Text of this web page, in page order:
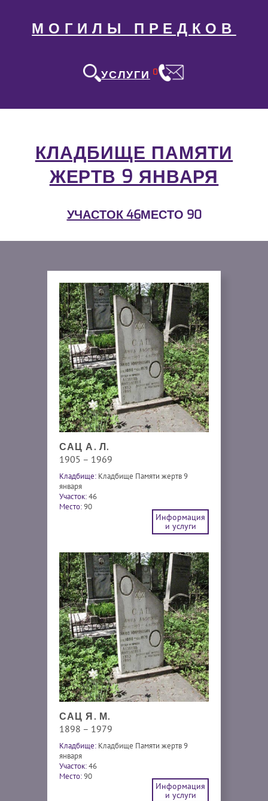
МОГИЛЫ ПРЕДКОВ
УСЛУГИ 0
КЛАДБИЩЕ ПАМЯТИ
ЖЕРТВ 9 ЯНВАРЯ
УЧАСТОК 46МЕСТО 90
САЦ А. Л.
1905 – 1969
Кладбище: Кладбище Памяти жертв 9
января
Участок:46
Место:90
Информация
и услуги
САЦ Я. М.
1898 – 1979
Кладбище: Кладбище Памяти жертв 9
января
Участок:46
Место:90
Информация
и услуги